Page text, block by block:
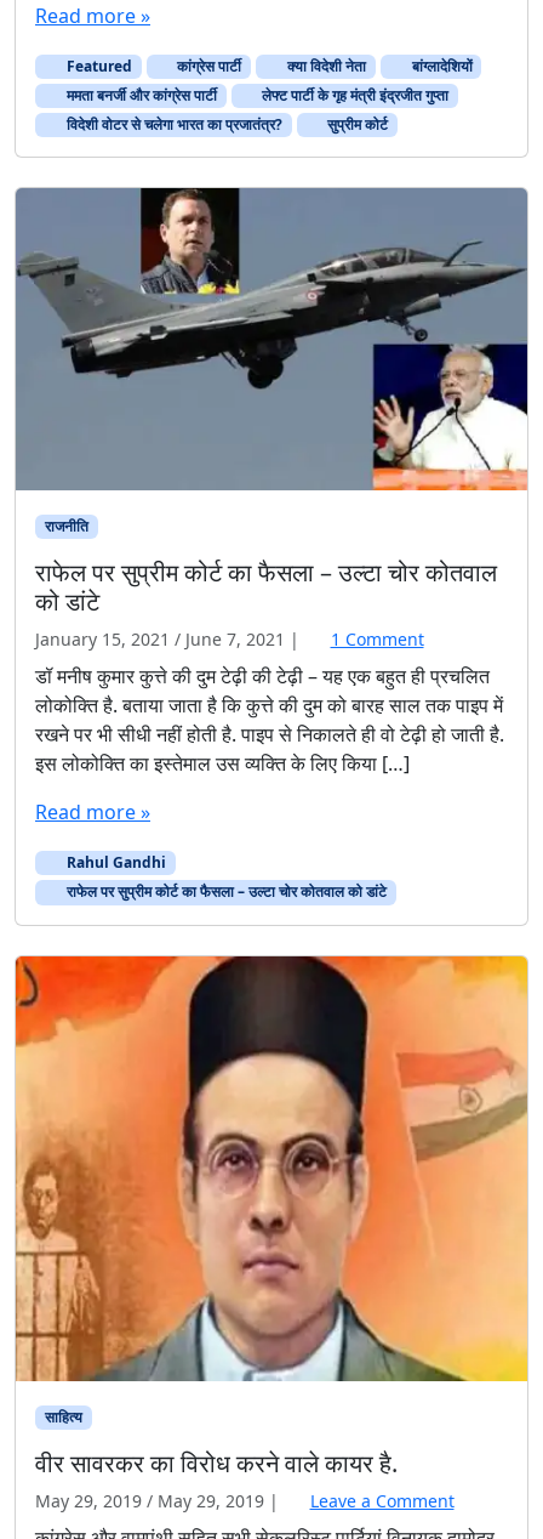
Read more »
Featured कांग्रेस पार्टी क्या विदेशी नेता
बांग्लादेशियों
ममता बनर्जी और कांग्रेस पार्टी
लेफ्ट पार्टी के गृह मंत्री इंद्रजीत गुप्ता
विदेशी वोटर से चलेगा भारत का प्रजातंत्र?
सुप्रीम कोर्ट
राजनीति
राफेल पर सुप्रीम कोर्ट का फैसला – उल्टा चोर कोतवाल
को डांटे
January 15, 2021 / June 7, 2021 | 1 Commento
n
रा
फे
ल
फै
चो
डॉ मनीष कुमार कुत्ते की दुम टेढ़ी की टेढ़ी – यह एक बहुत ही प्रचलित
लोकोक्ति है. बताया जाता है कि कुत्ते की दुम को बारह साल तक पाइप में
रखने पर भी सीधी नहीं होती है. पाइप से निकालते ही वो टेढ़ी हो जाती है.
इस लोकोक्ति का इस्तेमाल उस व्यक्ति के लिए किया […]
Read more »
Rahul Gandhi
राफेल पर सुप्रीम कोर्ट का फैसला – उल्टा चोर कोतवाल को डांटे
साहित्‍य
वीर सावरकर का विरोध करने वाले कायर है.
May 29, 2019 / May 29, 2019 | Leave a Comment